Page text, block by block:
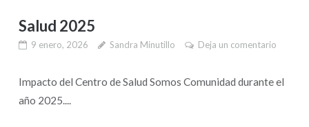
Salud 2025
9 enero, 2026 Sandra Minutillo Deja un comentario
Impacto del Centro de Salud Somos Comunidad durante el
año 2025....